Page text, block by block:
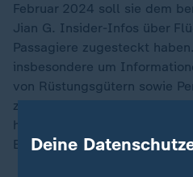
Februar 2024 soll sie dem
Jian G. Insider-Infos über
Passagiere zugesteckt
insbesondere um
von Rüstungsgütern sowie
zu einem deutschen
haben. Jian G. war
Europaparlament.
Deine